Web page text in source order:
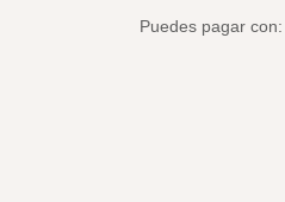
Puedes pagar con: